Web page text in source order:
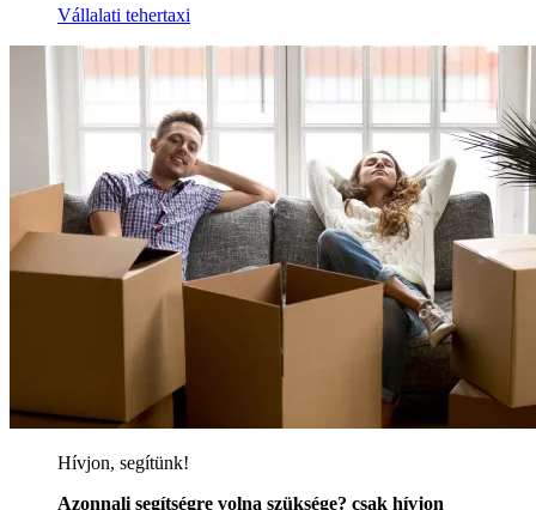
Vállalati tehertaxi
Hívjon, segítünk!
Azonnali segítségre volna szüksége? csak hívjon